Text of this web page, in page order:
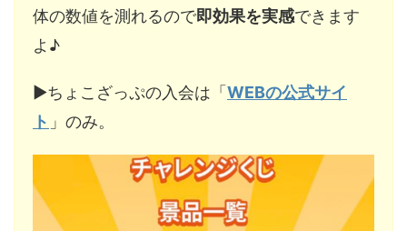
体の数値を測れるので即効果を実感できます
よ♪
▶︎ちょこざっぷの入会は「 WEBの公式サイ
ト 」のみ。